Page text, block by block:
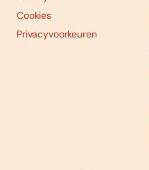
Cookies
Privacyvoorkeuren